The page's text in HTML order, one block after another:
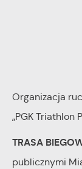
Organizacja
„PGK Triathlon
TRASA
publicznymi